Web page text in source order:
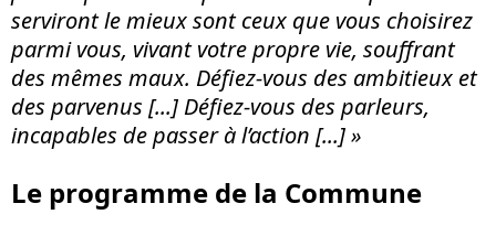
serviront le mieux sont ceux que vous choisirez
parmi vous, vivant votre propre vie, souffrant
des mêmes maux. Défiez-vous des ambitieux et
des parvenus [...] Défiez-vous des parleurs,
incapables de passer à l’action [...]»
Le programme de la Commune